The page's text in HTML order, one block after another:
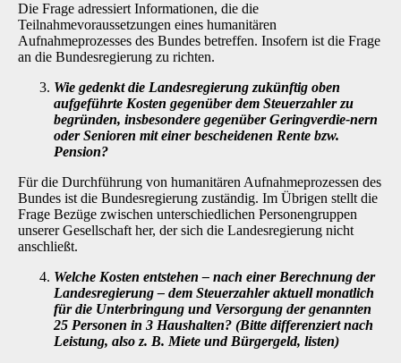
Die Frage adressiert Informationen, die die
Teilnahmevoraussetzungen eines humanitären
Aufnahmeprozesses des Bundes betreffen. Insofern ist die Frage
an die Bundesregierung zu richten.
Wie gedenkt die Landesregierung zukünftig oben
aufgeführte Kos­ten gegenüber dem Steuerzahler zu
begründen, insbesondere gegenüber Geringverdie-nern
oder Senioren mit einer bescheidenen Rente bzw.
Pension?
Für die Durchführung von humanitären Aufnahmeprozessen des
Bundes ist die Bundesregie­rung zuständig. Im Übrigen stellt die
Frage Bezüge zwischen unterschiedlichen Personengrup­pen
unserer Gesellschaft her, der sich die Landesregierung nicht
anschließt.
Welche Kosten entstehen– nach einer Berechnung der
Landesregie­rung– dem Steuerzahler aktuell monatlich
für die Unterbringung und Versorgung der genannten
25 Personen in 3 Haushalten? (Bitte differenziert nach
Leistung, also z. B. Miete und Bürgergeld, listen)